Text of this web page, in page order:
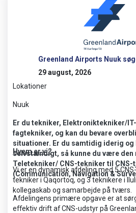
vejledninger til
Ad-Hoc økonomi-, statistik-
Greenland Airports Nuuk
29 august, 2026
Lokationer
Nuuk
Er du tekniker, Elektroniktekniker/
fagtekniker, og kan du bevare
situationer. Er du samtidig iderig og
selvstændigt, så kunne du være den
Teletekniker/ CNS-tekniker til CNS-
(Communication, Navigation &
Hvem er vi?
Vi er en dynamisk afdeling med 5
tekniker i Qaqortoq, og 3 teknikere i
kollegaskab og samarbejde på tværs.
Afdelingens primære opgave er at
effektiv drift af CNS-udstyr på